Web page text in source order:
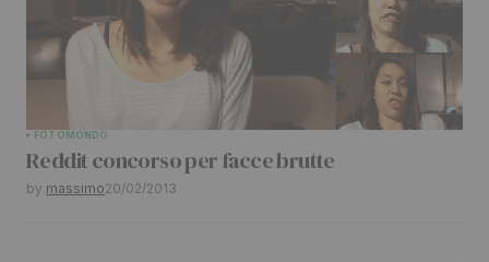
FOTOMONDO
Reddit concorso per facce brutte
by massimo20/02/2013